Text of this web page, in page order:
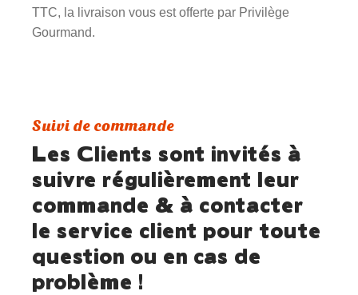
TTC, la livraison vous est offerte par Privilège
Gourmand.
Suivi de commande
Les Clients sont invités à
suivre régulièrement leur
commande & à contacter
le service client pour toute
question ou en cas de
problème !